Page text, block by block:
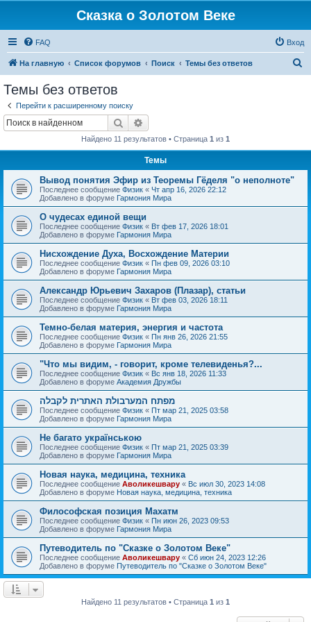
Сказка о Золотом Веке
FAQ Вход
На главную Список форумов Поиск Темы без ответов
Темы без ответов
Перейти к расширенному поиску
Поиск
Найдено 11 результатов • Страница 1 из 1
Темы
Вывод понятия Эфир из Теоремы Гёделя "о неполноте"
Последнее сообщение Физик « Чт апр 16, 2026 22:12
Добавлено в форуме Гармония Мира
О чудесах единой вещи
Последнее сообщение Физик « Вт фев 17, 2026 18:01
Добавлено в форуме Гармония Мира
Нисхождение Духа, Восхождение Материи
Последнее сообщение Физик « Пн фев 09, 2026 03:10
Добавлено в форуме Гармония Мира
Александр Юрьевич Захаров (Плазар), статьи
Последнее сообщение Физик « Вт фев 03, 2026 18:11
Добавлено в форуме Гармония Мира
Темно-белая материя, энергия и частота
Последнее сообщение Физик « Пн янв 26, 2026 21:55
Добавлено в форуме Гармония Мира
"Что мы видим, - говорит, кроме телевиденья?...
Последнее сообщение Физик « Вс янв 18, 2026 11:33
Добавлено в форуме Академия Дружбы
מפתח המערבולת האתרית לקבלה
Последнее сообщение Физик « Пт мар 21, 2025 03:58
Добавлено в форуме Гармония Мира
Не багато українською
Последнее сообщение Физик « Пт мар 21, 2025 03:39
Добавлено в форуме Гармония Мира
Новая наука, медицина, техника
Последнее сообщение Аволикешвару « Вс июл 30, 2023 14:08
Добавлено в форуме Новая наука, медицина, техника
Философская позиция Махатм
Последнее сообщение Физик « Пн июн 26, 2023 09:53
Добавлено в форуме Гармония Мира
Путеводитель по "Сказке о Золотом Веке"
Последнее сообщение Аволикешвару « Сб июн 24, 2023 12:26
Добавлено в форуме Путеводитель по "Сказке о Золотом Веке"
Найдено 11 результатов • Страница 1 из 1